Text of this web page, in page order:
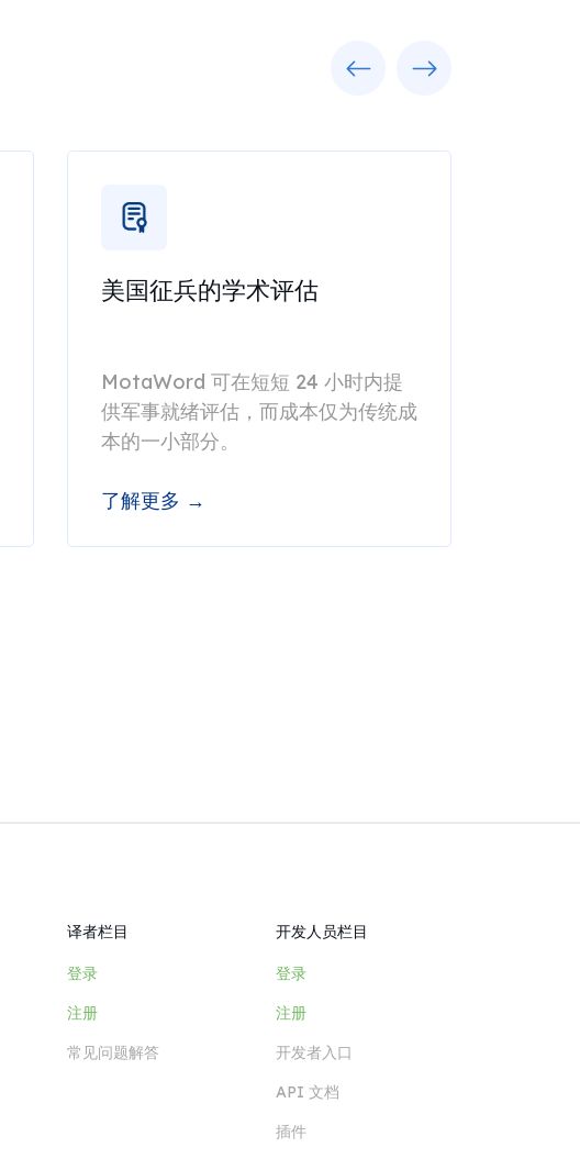
美国征兵的学术评估
MotaWord 可在短短 24 小时内提
供军事就绪评估，而成本仅为传统成
本的一小部分。
了解更多 →
译者栏目
登录
注册
常见问题解答
开发人员栏目
登录
注册
开发者入口
API 文档
插件